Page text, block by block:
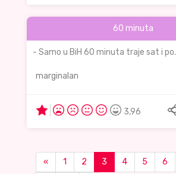
60 minuta
- Samo u BiH 60 minuta traje sat i po.
marginalan
3,96
« 1 2 3 4 5 6